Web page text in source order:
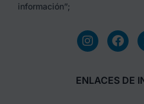
información”;
ENLACES DE